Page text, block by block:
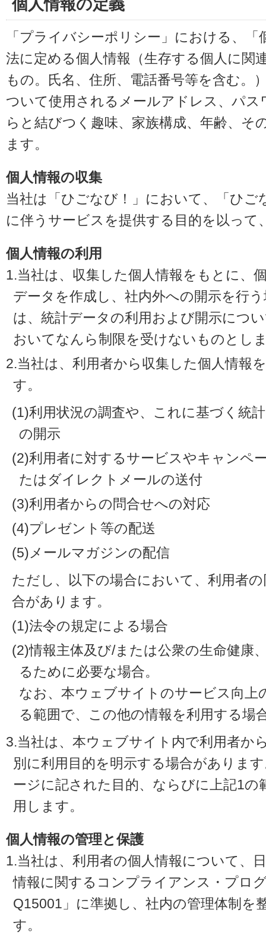
個人情報の定義
「プライバシーポリシー」における、
法に定める個人情報（生存する個人に関
もの。氏名、住所、電話番号等を含む。
ついて使用されるメールアドレス、パ
らと結びつく趣味、家族構成、年齢、そ
ます。
個人情報の収集
当社は「ひごなび！」において、「ひ
に伴うサービスを提供する目的を以って
個人情報の利用
1.当社は、収集した個人情報をもとに、
データを作成し、社内外への開示を行
は、統計データの利用および開示につ
おいてなんら制限を受けないものとし
2.当社は、利用者から収集した個人情報
す。
(1)利用状況の調査や、これに基づく統
の開示
(2)利用者に対するサービスやキャンペ
たはダイレクトメールの送付
(3)利用者からの問合せへの対応
(4)プレゼント等の配送
(5)メールマガジンの配信
ただし、以下の場合において、利用者
合があります。
(1)法令の規定による場合
(2)情報主体及び/または公衆の生命健康
るために必要な場合。
なお、本ウェブサイトのサービス向上
る範囲で、この他の情報を利用する場
3.当社は、本ウェブサイト内で利用者か
別に利用目的を明示する場合がありま
ージに記された目的、ならびに上記1の
用します。
個人情報の管理と保護
1.当社は、利用者の個人情報について、
情報に関するコンプライアンス・プロ
Q15001」に準拠し、社内の管理体制を
す。